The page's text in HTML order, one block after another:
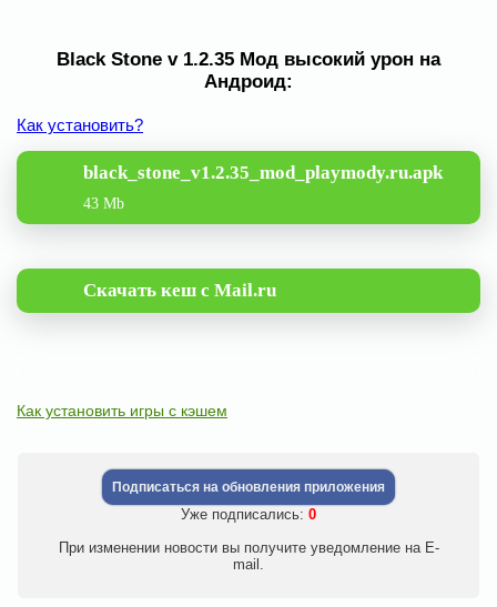
Black Stone v 1.2.35 Мод высокий урон на
Андроид:
Как установить?
black_stone_v1.2.35_mod_playmody.ru.apk
43 Mb
Скачать кеш с Mail.ru
Как установить игры с кэшем
Подписаться на обновления приложения
Уже подписались: 0
При изменении новости вы получите уведомление на E-
mail.